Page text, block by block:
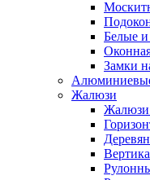
Белые
Замки
Жалюзи
Жалюзи